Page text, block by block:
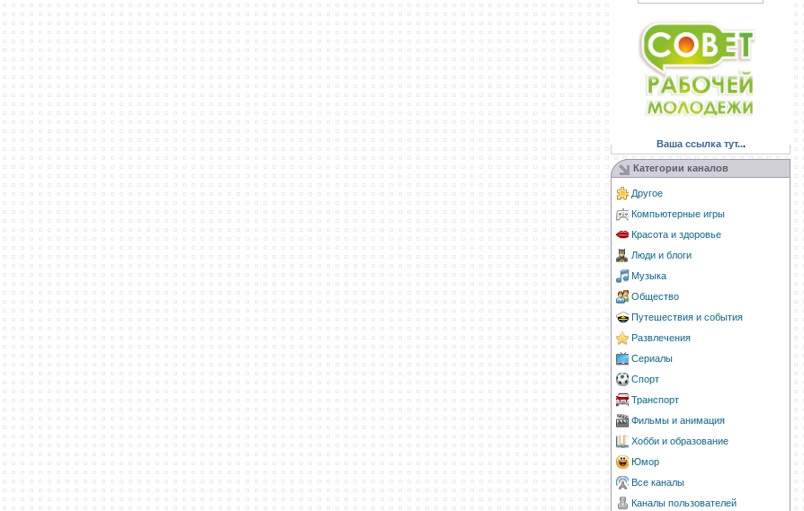
Ваша ссылка тут...
Категории каналов
Другое
Компьютерные игры
Красота и здоровье
Люди и блоги
Музыка
Общество
Путешествия и события
Развлечения
Сериалы
Спорт
Транспорт
Фильмы и анимация
Хобби и образование
Юмор
Все каналы
Каналы пользователей